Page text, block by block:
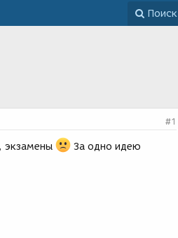
Поиск
#1
экзамены
За одно идею